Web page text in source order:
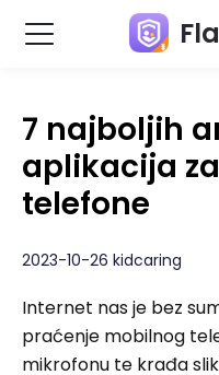
7 najboljih
aplikacija
telefone
2023-10-26 kidcaring
Internet nas je bez
praćenje mobilnog
mikrofonu te krađa